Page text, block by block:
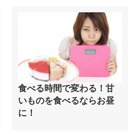
食べる時間で変わる！甘
いものを食べるならお昼
に！